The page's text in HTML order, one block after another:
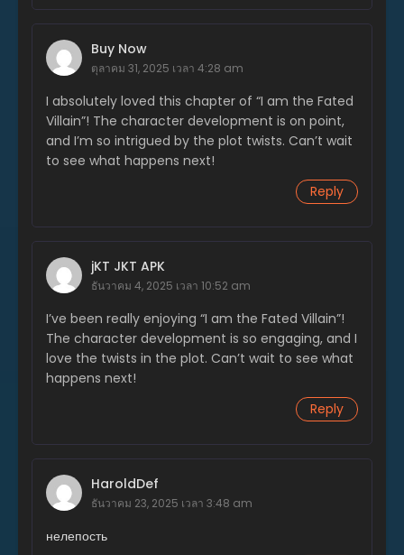
ตอนที่ 272
สิงหาคม 28, 2025
ตอนที่ 271
สิงหาคม 14, 2025
สิงหาคม 14, 2025
สิงหาคม 14, 2025
ตอนที่ 268
สิงหาคม 14, 2025
ตอนที่ 267
สิงหาคม 14, 2025
ตอนที่ 266
สิงหาคม 14, 2025
สิงหาคม 14, 2025
ตอนที่ 264
กรกฎาคม 16, 2025
ตอนที่ 263
Buy Now
ตุลาคม 31, 2025 เวลา 4:28 am
I absolutely loved this chapter of “I am the Fated
Villain”! The character development is on point,
and I’m so intrigued by the plot twists. Can’t wait
to see what happens next!
Reply
jKT JKT APK
ธันวาคม 4, 2025 เวลา 10:52 am
I’ve been really enjoying “I am the Fated Villain”!
The character development is so engaging, and I
love the twists in the plot. Can’t wait to see what
happens next!
Reply
HaroldDef
ธันวาคม 23, 2025 เวลา 3:48 am
нелепость